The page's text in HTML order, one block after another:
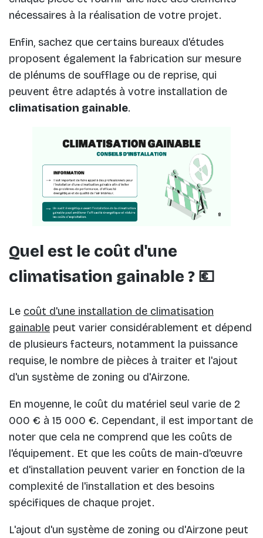
nécessaires à la réalisation de votre projet.
Enfin, sachez que certains bureaux d'études
proposent également la fabrication sur mesure
de plénums de soufflage ou de reprise, qui
peuvent être adaptés à votre installation de
climatisation gainable.
Quel est le coût d'une
climatisation gainable ? 💶
Le coût d'une installation de climatisation
gainable peut varier considérablement et dépend
de plusieurs facteurs, notamment la puissance
requise, le nombre de pièces à traiter et l'ajout
d'un système de zoning ou d'Airzone.
En moyenne, le coût du matériel seul varie de 2
000 € à 15 000 €. Cependant, il est important de
noter que cela ne comprend que les coûts de
l'équipement. Et que les coûts de main-d'œuvre
et d'installation peuvent varier en fonction de la
complexité de l'installation et des besoins
spécifiques de chaque projet.
L'ajout d'un système de zoning ou d'Airzone peut